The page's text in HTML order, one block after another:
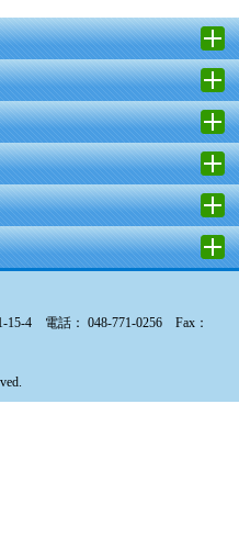
15-4 電話： 048-771-0256 Fax：